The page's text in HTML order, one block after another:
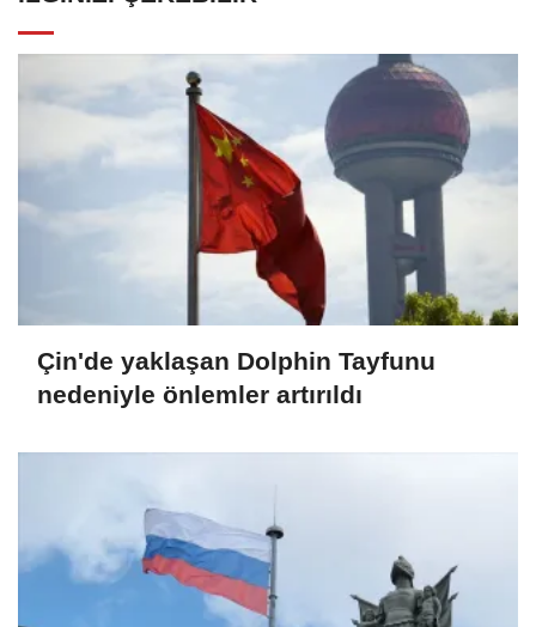
Çin'de yaklaşan Dolphin Tayfunu
nedeniyle önlemler artırıldı